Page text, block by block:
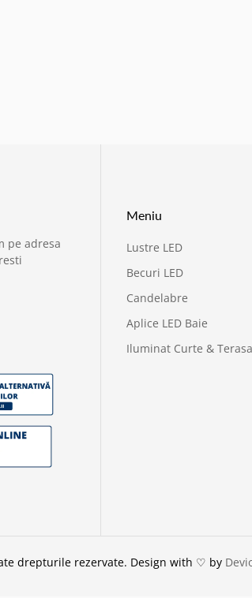
pe adresa
Meniu
Lustre LED
Becuri LED
Candelabre
Aplice LED Baie
Iluminat Curte & Terasa
drepturile rezervate. Design with ♡ by